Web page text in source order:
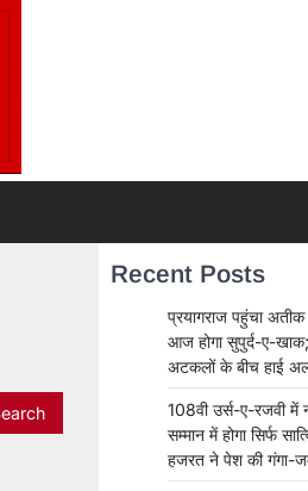
Recent Posts
प्रयागराज पहुंचा
आज होगा सुपुर्द-ए-
अटकलों के बीच हाई
108वी उर्स-ए-रजवी में
सम्मान में होगा सिर्फ
हजरत ने पेश की गंगा-